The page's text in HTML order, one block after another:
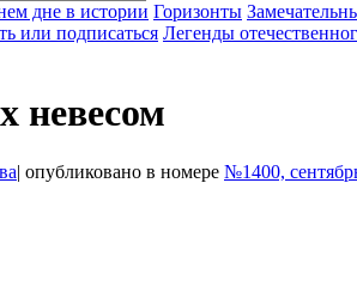
дне в истории Горизонты
или подписаться Легенды
невесом
| опубликовано в номере №1400,